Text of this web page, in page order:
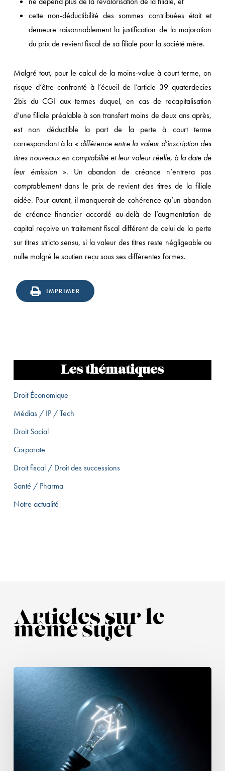
cette non-déductibilité des sommes contribuées était et
demeure raisonnablement la justification de la majoration
du prix de revient fiscal de sa filiale pour la société mère.
Malgré tout, pour le calcul de la moins-value à court terme, on
risque d’être confronté à l’écueil de l’article 39 quaterdecies
2bis du CGI aux termes duquel, en cas de recapitalisation
d’une filiale préalable à son transfert moins de deux ans après,
est non déductible la part de la perte à court terme
correspondant à la « différence entre la valeur d’inscription des
titres nouveaux en comptabilité et leur valeur réelle, à la date de
leur émission ». Un abandon de créance n’entrera pas
comptablementdans le prix de revient des titres de la filiale
aidée. Pour autant, il manquerait de cohérence qu’un abandon
de créance financier accordé au-delà de l’augmentation de
capital reçoive un traitement fiscal différent de celui de la perte
sur titres stricto sensu, si la valeur des titres reste négligeable ou
nulle malgré le soutien reçu sous ses différentes formes.
IMPRIMER
Les thématiques
Droit Économique
Médias / IP / Tech
Droit Social
Corporate
Droit fiscal / Droit des successions
Santé / Pharma
Notre actualité
Articles sur le
même sujet
Focus
sur
la
loi
finances
2026